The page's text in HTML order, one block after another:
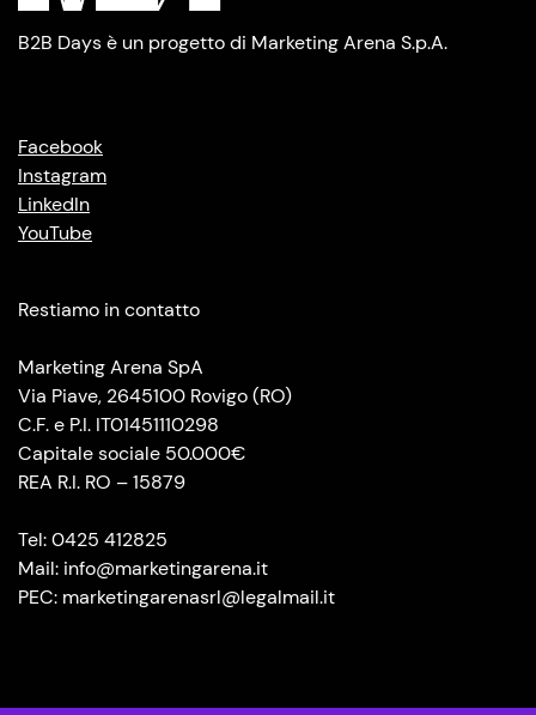
B2B Days è un progetto di Marketing Arena S.p.A.
Facebook
Instagram
LinkedIn
YouTube
Restiamo in contatto
Marketing Arena SpA
Via Piave, 2645100 Rovigo (RO)
C.F. e P.I. IT01451110298
Capitale sociale 50.000€
REA R.I. RO – 15879
Tel: 0425 412825
Mail: info@marketingarena.it
PEC: marketingarenasrl@legalmail.it